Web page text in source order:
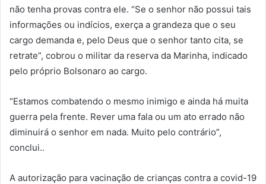
não tenha provas contra ele. “Se o senhor não possui tais
informações ou indícios, exerça a grandeza que o seu
cargo demanda e, pelo Deus que o senhor tanto cita, se
retrate”, cobrou o militar da reserva da Marinha, indicado
pelo próprio Bolsonaro ao cargo.
“Estamos combatendo o mesmo inimigo e ainda há muita
guerra pela frente. Rever uma fala ou um ato errado não
diminuirá o senhor em nada. Muito pelo contrário”,
conclui..
A autorização para vacinação de crianças contra a covid-19